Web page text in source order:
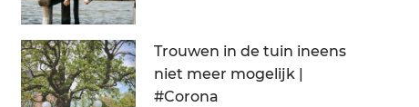
Trouwen in de tuin ineens
niet meer mogelijk |
#Corona